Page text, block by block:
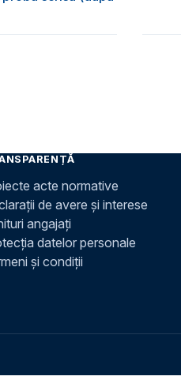
acte normative
de avere și interese
angajați
datelor personale
și condiții